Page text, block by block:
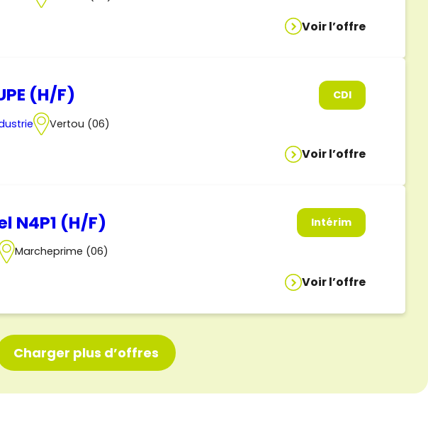
Voir l’offre
(H/F) CDI
Vertou (06)
Voir l’offre
N4P1 (H/F) Intérim
Marcheprime (06)
Voir l’offre
Charger plus d’offres